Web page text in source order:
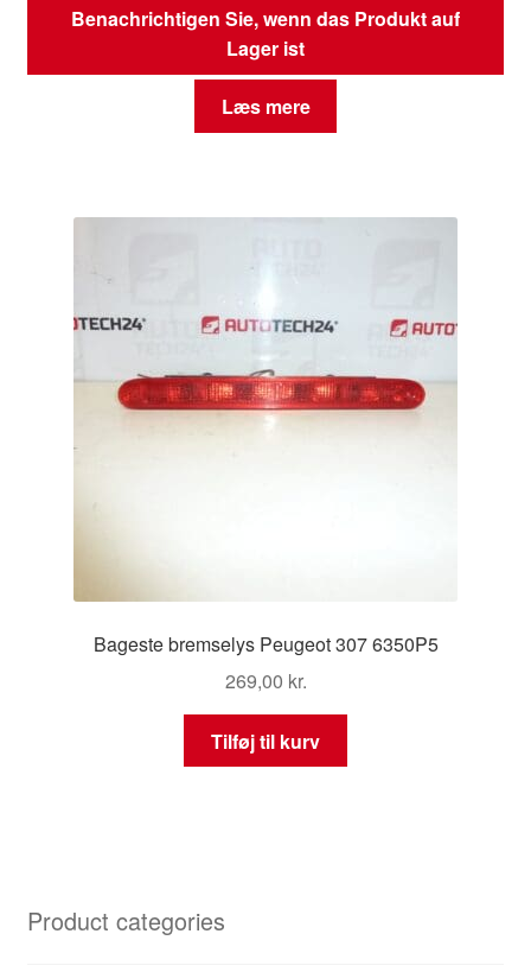
Benachrichtigen Sie, wenn das Produkt auf
Lager ist
Læs mere
Bageste bremselys Peugeot 307 6350P5
269,00 kr.
Tilføj til kurv
Product categories